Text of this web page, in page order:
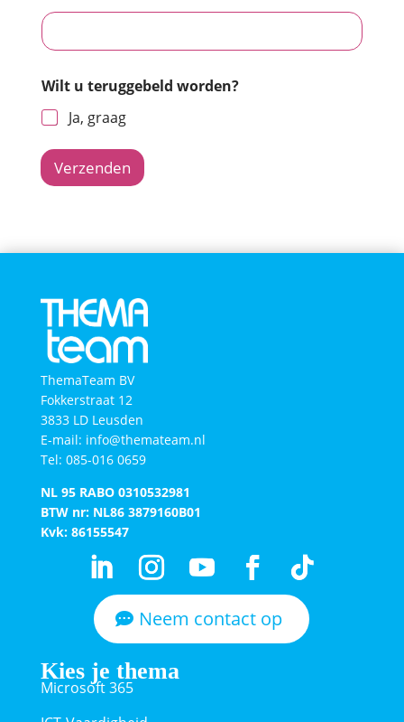
Wilt u teruggebeld worden?
Ja, graag
Verzenden
ThemaTeam BV
Fokkerstraat 12
3833 LD Leusden
E-mail: info@themateam.nl
Tel: 085-016 0659
NL 95 RABO 0310532981
BTW nr: NL86 3879160B01​
Kvk: 86155547
Neem contact op
Kies je thema
Microsoft 365